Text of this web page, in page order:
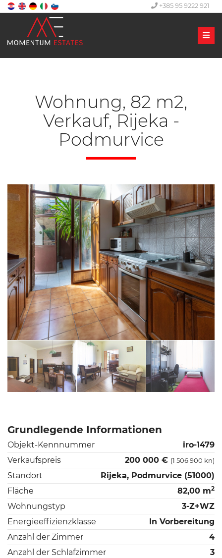
+385 95 9222 921
Wohnung, 82 m2,
Verkauf, Rijeka -
Podmurvice
Grundlegende Informationen
Objekt-Kennnummer
iro-1479
Verkaufspreis
200 000 € (1 506 900 kn)
Standort
Rijeka, Podmurvice (51000)
Fläche
82,00 m2
Wohnungstyp
3-Z+WZ
Energieeffizienzklasse
In Vorbereitung
Anzahl der Zimmer
4
Anzahl der Schlafzimmer
3